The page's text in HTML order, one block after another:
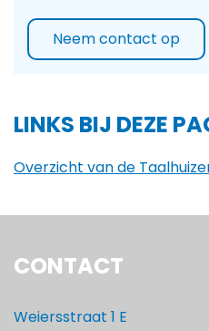
Neem contact op
LINKS BIJ DEZE
Overzicht van de
CONTACT
Weiersstraat 1 E